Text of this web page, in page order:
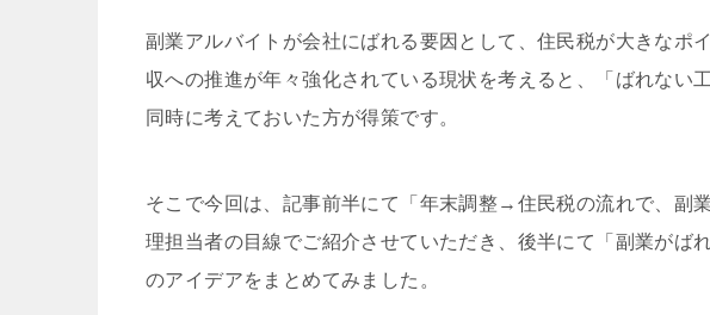
副業アルバイトが会社にばれる要因として、住民税が大きな
収への推進が年々強化されている現状を考えると、「ばれない
同時に考えておいた方が得策です。
そこで今回は、記事前半にて「年末調整→住民税の流れで、副
理担当者の目線でご紹介させていただき、後半にて「副業がば
のアイデアをまとめてみました。